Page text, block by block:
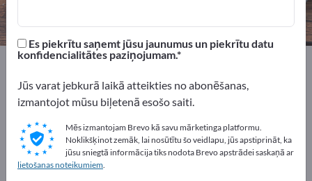
Exportpages Māja un dārzs Preces viesībām
Reklāmējieties bez maksas
Exportpages!
Pieprasījumi – Piedāvājumi – Lietotas preces – Biznesa
kontakti >> sāciet šeit
Es piekrītu saņemt jūsu jaunumus un piekrītu datu
konfidencialitātes paziņojumam.
Jūs varat jebkurā laikā atteikties no abonēšanas,
izmantojot mūsu biļetenā esošo saiti.
Mēs izmantojam Brevo kā savu mārketinga platformu.
Noklikšķinot zemāk, lai nosūtītu šo veidlapu, jūs apstiprināt, ka
jūsu sniegtā informācija tiks nodota Brevo apstrādei saskaņā ar
lietošanas noteikumiem.